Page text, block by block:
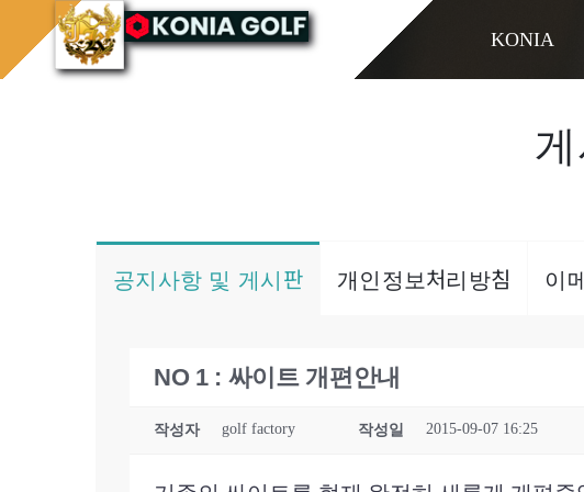
KONIA
홈으로 게시판/Q&A
공지사항 및 게시판 개인정보처리방침 이
NO 1 : 싸이트 개편안내
작성자 golf factory 작성일 2015-09-07 16:25